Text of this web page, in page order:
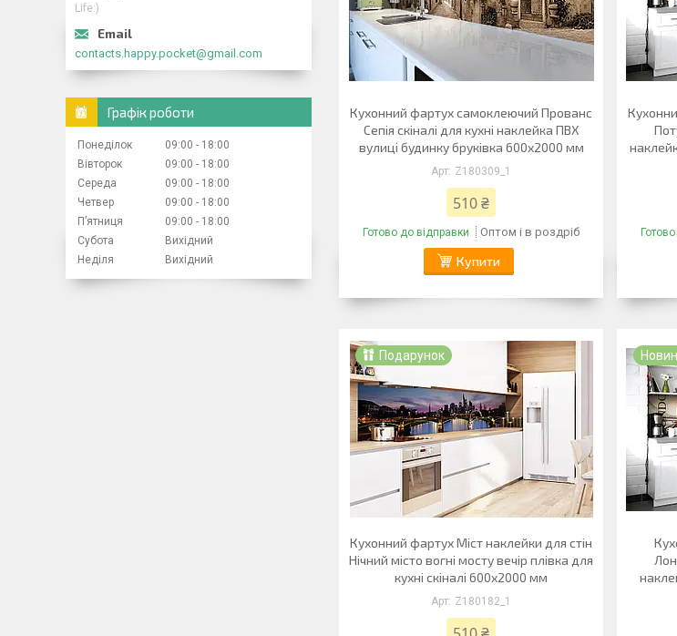
Кухонний фартух самоклеючий Прованс
Сепія скіналі для кухні наклейка ПВХ
вулиці будинку бруківка 600х2000 мм
Z180309_1
510 ₴
Готово до відправки Оптом і в роздріб
Купити
Подарунок
Кухонний фартух Міст наклейки для стін
Нічний місто вогні мосту вечір плівка для
кухні скіналі 600х2000 мм
Z180182_1
Life:)
contacts.happy.pocket@gmail.com
Графік роботи
Понеділок 09:00
18:00
Вівторок
09:00
18:00
Середа
09:00
18:00
Четвер
09:00
18:00
Пʼятниця
09:00
18:00
Субота
Вихідний
Неділя
Вихідний